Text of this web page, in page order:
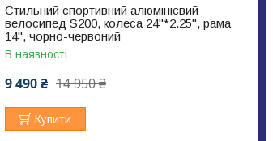
Стильний спортивний алюмінієвий
велосипед S200, колеса 24"*2.25", рама
14", чорно-червоний
В наявності
14 950 ₴
9 490 ₴
Купити